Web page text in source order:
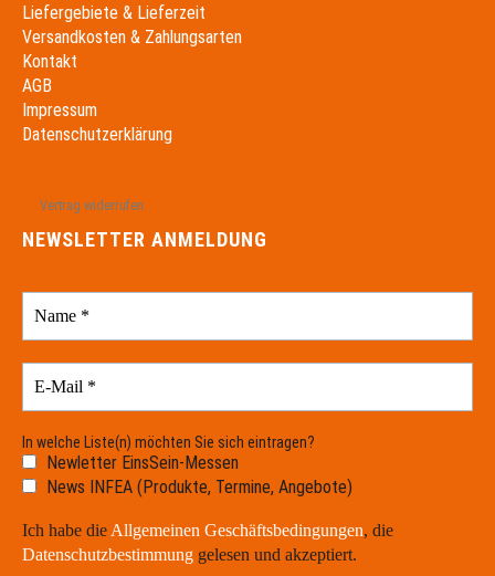
Liefergebiete & Lieferzeit
Versandkosten & Zahlungsarten
Kontakt
AGB
Impressum
Datenschutzerklärung
Vertrag widerrufen
NEWSLETTER ANMELDUNG
In welche Liste(n) möchten Sie sich eintragen?
Newletter EinsSein-Messen
News INFEA (Produkte, Termine, Angebote)
Ich habe die Allgemeinen Geschäftsbedingungen, die
Datenschutzbestimmung gelesen und akzeptiert.